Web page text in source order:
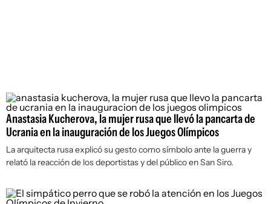
Anastasia Kucherova, la mujer rusa que llevó la pancarta de
Ucrania en la inauguración de los Juegos Olímpicos
La arquitecta rusa explicó su gesto como símbolo ante la guerra y
relató la reacción de los deportistas y del público en San Siro.